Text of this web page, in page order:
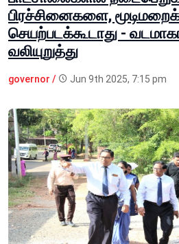
பிரச்சினைகளை,
செயற்படக்கூடாது -
வலியுறுத்து
governor / Jun 9th 2025, 7:15 pm